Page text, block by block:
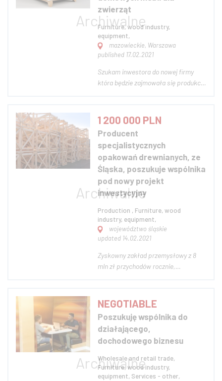
zwierząt
Furniture, wood industry,
equipment,
mazowieckie, Warszawa
published 17.02.2021
Szukam inwestora do nowej firmy
która będzie zajmowała się produkcją
opierała głównie na działaniach
marketingowych i promocyjnych.
Pomysł dotyczy nowoczesnych
wnętrz. Produkty będ...
1 200 000 PLN
Producent
specjalistycznych
opakowań drewnianych, ze
Śląska, poszukuje wspólnika
pod nowy projekt
inwestycyjny
Production , Furniture, wood
industry, equipment,
województwo śląskie
updated 14.02.2021
Zyskowny zakład przemysłowy z 8
mln zł przychodów rocznie,
naturalnych, dla przemysłu ciężkiego
i maszynowego, w tym w większość
na eksport do Europy Zachodniej,
poszukuje wspólnika pod rea...
NEGOTIABLE
Poszukuję wspólnika do
działającego,
dochodowego biznesu
Wholesale and retail trade,
Furniture, wood industry,
equipment, Services - other,